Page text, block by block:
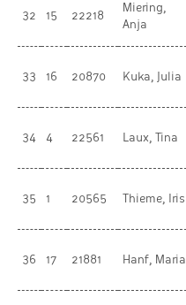
32 15 22218
Miering,
Anja
33 16 20870 Kuka, Julia
34 4 22561 Laux, Tina
35 1 20565 Thieme, Iris
36 17 21881 Hanf, Maria